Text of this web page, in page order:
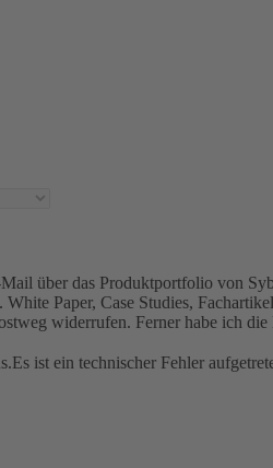
über das Produktportfolio von
Paper, Case Studies,
widerrufen. Ferner habe ich
Es ist ein technischer Fehler